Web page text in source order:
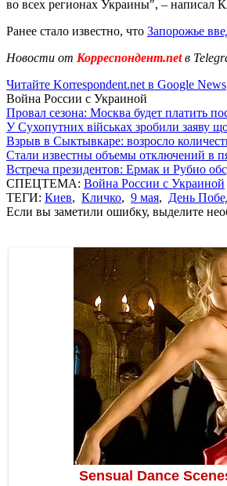
во всех регионах Украины", – написал
Ранее стало известно, что Запорожье
Новости от Корреспондент.netв
Читайте Korrespondent.net в Google News
Война России с Украиной
Провал сезона: Москва будет платить
У Сухопутних військах зробили заяву
Взрыв в Сыктывкаре: возросло
Стали известны объемы отключений в
Встреча президентов: Ермак и Рубио
СПЕЦТЕМА: Война России с Украиной
ТЕГИ: Киев, Кличко, 9 мая, День
Если вы заметили ошибку, выделите